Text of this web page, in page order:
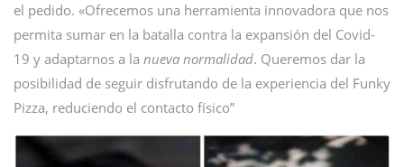
el pedido. «Ofrecemos una herramienta innovadora que nos
permita sumar en la batalla contra la expansión del Covid-
19 y adaptarnos a la nueva normalidad. Queremos dar la
posibilidad de seguir disfrutando de la experiencia del Funky
Pizza, reduciendo el contacto físico”